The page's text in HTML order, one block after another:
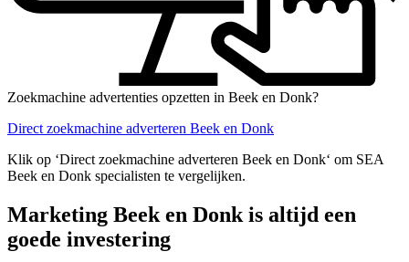
Zoekmachine advertenties opzetten in Beek en Donk?
Direct zoekmachine adverteren Beek en Donk
Klik op ‘Direct zoekmachine adverteren Beek en Donk‘ om SEA
Beek en Donk specialisten te vergelijken.
Marketing Beek en Donk is altijd een
goede investering